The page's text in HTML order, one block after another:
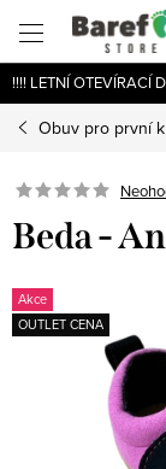
obsah
!!!! LETNÍ OTEVÍRACÍ
Obuv pro první
Beda -
Akce
OUTLET CENA